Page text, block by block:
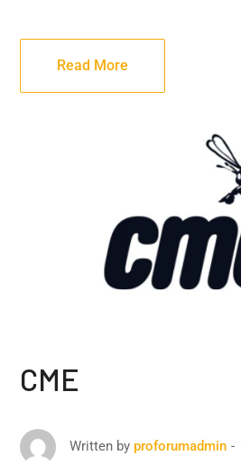
Read More
CME
Written by proforumadmin